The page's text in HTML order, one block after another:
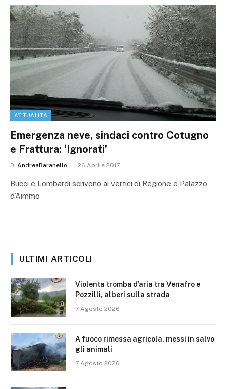
ATTUALITÀ
Emergenza neve, sindaci contro Cotugno
e Frattura: ‘Ignorati’
Di AndreaBaranello 26 Aprile 2017
Bucci e Lombardi scrivono ai vertici di Regione e Palazzo
d’Aimmo
ULTIMI ARTICOLI
Violenta tromba d’aria tra Venafro e
Pozzilli, alberi sulla strada
7 Agosto 2026
A fuoco rimessa agricola, messi in salvo
gli animali
7 Agosto 2026